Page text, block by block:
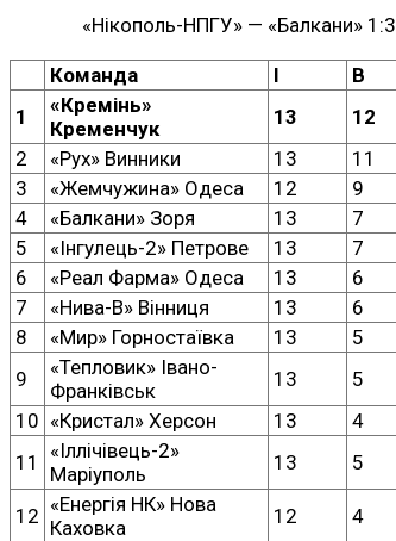
«Нікополь-НПГУ» — «Балкани» 1:3
Команда I В
1
«Кремінь»
Кременчук
13 12
2
«Рух» Винники 13 11
3
«Жемчужина» Одеса 12 9
4
«Балкани» Зоря 13 7
5
«Інгулець-2» Петрове 13 7
6
«Реал Фарма» Одеса 13 6
7
«Нива-В» Вінниця 13 6
8
«Мир» Горностаївка 13 5
9
«Тепловик» Івано-
Франківськ
13 5
10 «Кристал» Херсон 13 4
11
«Іллічівець-2»
Маріуполь
13 5
12 «Енергія НК» Нова
Каховка
12 4